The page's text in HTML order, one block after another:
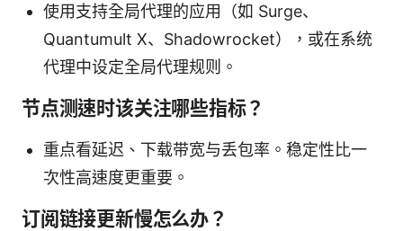
使用支持全局代理的应用（如 Surge、
Quantumult X、Shadowrocket），或在系统
代理中设定全局代理规则。
节点测速时该关注哪些指标？
重点看延迟、下载带宽与丢包率。稳定性比一
次性高速度更重要。
订阅链接更新慢怎么办？